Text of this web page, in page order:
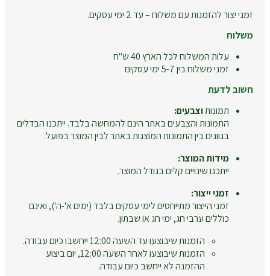
זמני יצור להזמנות עם משלוח – עד 2 ימי עסקים.
משלוח
עלות המשלוח לכל הארץ 40 ש"ח
זמני משלוח בין 5-7 ימי עסקים
חשוב לדעת
תמונותוצבעים:
התמונות והצבעים באתר הינם להמחשה בלבד. ייתכנו הבדלים
בגוונים בין התמונות המוצגות באתר לבין המוצר בפועל.
מידות המוצר:
ייתכנו שינויים קלים בגודל המוצר.
זמני ייצור:
זמני הייצור מתייחסים לימי עסקים בלבד (ימים א'-ה'), ואינם
כוללים ערבי חג, ימי חג או שבתון.
הזמנות שיבוצעו עד השעה 12:00 ייחשבו כיום עבודה.
הזמנות שיבוצעו לאחר השעה 12:00, יום ביצוע
ההזמנה לא ייחשב כיום עבודה.